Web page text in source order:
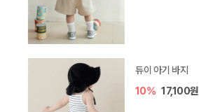
듀이 아기 바지
10% 17,100원